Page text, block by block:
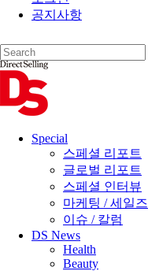
공지사항
Close
Search
search
Menu
Special
스페셜 리포트
글로벌 리포트
스페셜 인터뷰
마케팅 / 세일즈
이슈 / 칼럼
DS News
Health
Beauty